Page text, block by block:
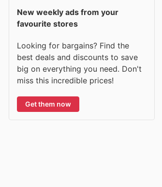
New weekly ads from your
favourite stores
Looking for bargains? Find the
best deals and discounts to save
big on everything you need. Don't
miss this incredible prices!
Get them now